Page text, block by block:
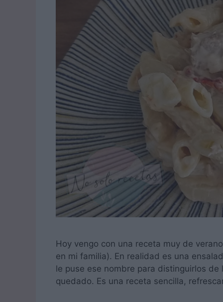
Hoy vengo con una receta muy de
en mi familia). En realidad es una
le puse ese nombre para distinguirlos
quedado. Es una receta sencilla,